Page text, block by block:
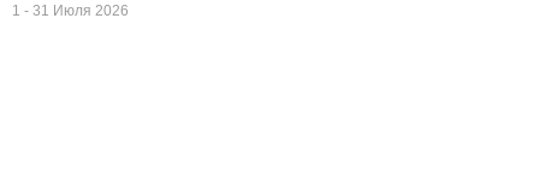
1 - 31 Июля 2026